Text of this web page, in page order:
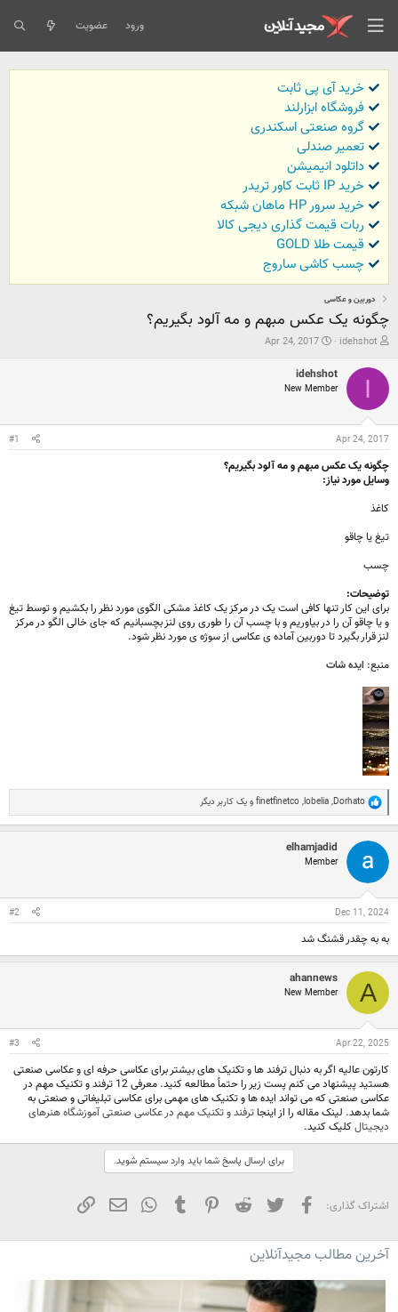
ورود عضویت
خرید آی پی ثابت
فروشگاه ابزارلند
گروه صنعتی اسکندری
تعمیر صندلی
داتلود انیمیشن
خرید IP ثابت کاور تریدر
خرید سرور HP ماهان شبکه
ربات قیمت گذاری دیجی کالا
قیمت طلا GOLD
چسب کاشی ساروج
دوربین و عکاسی
چگونه یک عکس مبهم و مه آلود بگیریم؟
ش
و
ن
ن
د
م
و
ض
و
ع
idehshot
ت
ر
ی
خ
ر
Apr 24, 2017
I
idehshot
New Member
Apr 24, 2017
#1
چگونه یک عکس مبهم و مه آلود بگیریم؟
وسایل مورد نیاز:
کاغذ
تیغ یا چاقو
چسب
توضیحات:
برای این کار تنها کافی است یک در مرکز یک کاغذ مشکی الگوی مورد نظر را بکشیم و توسط تیغ
و یا چاقو آن را در بیاوریم و با چسب آن را طوری روی لنز بچسبانیم که جای خالی الگو در مرکز
لنز قرار بگیرد تا دوربین آماده ی عکاسی از سوژه ی مورد نظر شود.
منبع: ایده شات
R
e
a
c
i
n
:
Dorhato
,
lobelia
,
finetfinetco و یک کاربر دیگر
elhamjadid
Member
Dec 11, 2024
#2
به به چقدر قشنگ شد
A
ahannews
New Member
Apr 22, 2025
#3
کارتون عالیه اگر به دنبال ترفند ها و تکنیک های بیشتر برای عکاسی حرفه ای و عکاسی صنعتی
هستید پیشنهاد می کنم پست زیر را حتماً مطالعه کنید. معرفی 12 ترفند و تکنیک مهم در
عکاسی صنعتی که می تواند ایده ها و تکنیک های مهمی برای عکاسی تبلیغاتی و صنعتی به
شما بدهد. لینک مقاله را از اینجاترفند و تکنیک مهم در عکاسی صنعتی آموزشگاه هنرهای
دیجیتالکلیک کنید.
برای ارسال پاسخ شما باید وارد سیستم شوید.
اشتراک گذاری: فیسبوک تویتر Reddit
Pinterest
Tumblr
WhatsApp
ایمیل
آخرین مطالب مجیدآنلاین